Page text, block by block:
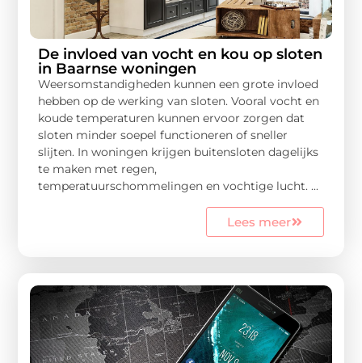
De invloed van vocht en kou op sloten
in Baarnse woningen
Weersomstandigheden kunnen een grote invloed
hebben op de werking van sloten. Vooral vocht en
koude temperaturen kunnen ervoor zorgen dat
sloten minder soepel functioneren of sneller
slijten. In woningen krijgen buitensloten dagelijks
te maken met regen,
temperatuurschommelingen en vochtige lucht. ...
Lees meer